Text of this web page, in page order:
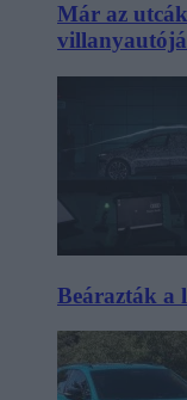
Már az
Beárazták a